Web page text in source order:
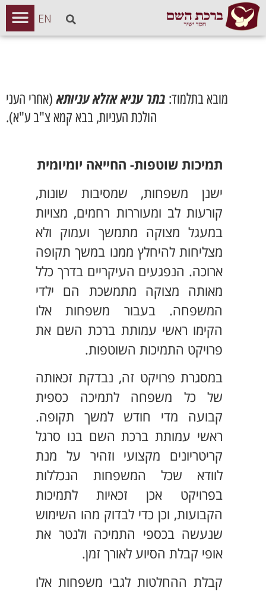
EN
מובא בתלמוד: בתר עניא אזלא עניותא (אחרי העני
הולכת העניות, בבא קמא צ"ב ע"א).
תמיכות שוטפות- החייאה יומיומית
ישנן משפחות, שמסיבות שונות,
קורעות לב ומעוררות רחמים, מצויות
במעגל מצוקה מתמשך ועמוק ולא
מצליחות להיחלץ ממנו במשך תקופה
ארוכה. הנפגעים העיקריים בדרך כלל
מאותה מצוקה מתמשכת הם ילדי
המשפחה. בעבור משפחות אלו
הקימו ראשי עמותת ברכת השם את
פרויקט התמיכות השוטפות.
במסגרת פרויקט זה, נבדקת זכאותה
של כל משפחה לתמיכה כספית
קבועה מדי חודש למשך תקופה.
ראשי עמותת ברכת השם בנו סרגל
קריטריונים מקצועי וזהיר על מנת
לוודא שכל המשפחות הנכללות
בפרויקט אכן זכאיות לתמיכות
הקבועות, וכן כדי לבדוק מהו השימוש
שנעשה בכספי התמיכה ולנטר את
אופי קבלת הסיוע לאורך זמן.
קבלת ההחלטות לגבי משפחות אלו